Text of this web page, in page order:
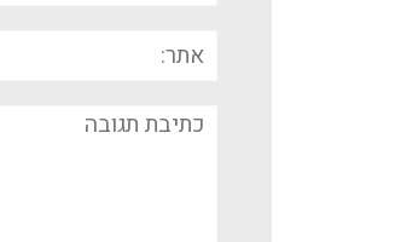
תגובה